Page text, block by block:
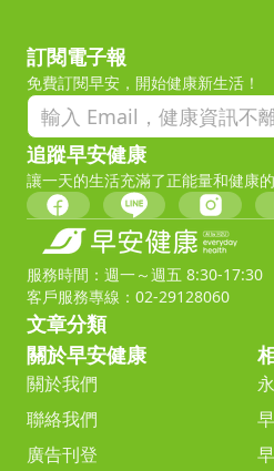
訂閱電子報
免費訂閱早安，開始健康新生活！
追蹤早安健康
讓一天的生活充滿了正能量和健康
服務時間：週一～週五 8:30-17:30
客戶服務專線：02-29128060
文章分類
關於早安健康
關於我們
聯絡我們
廣告刊登